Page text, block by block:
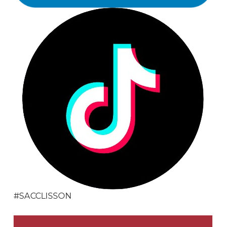
#SACCLISSON